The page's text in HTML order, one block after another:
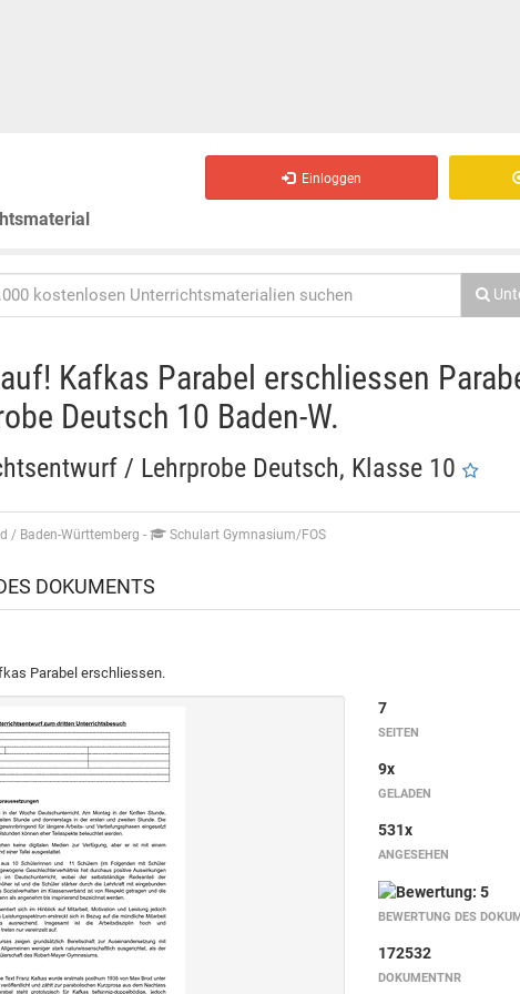
Einloggen
Kafkas Parabel erschliessen
Deutsch 10 Baden-W.
/ Lehrprobe Deutsch, Klasse 10
/ Baden-Württemberg - Schulart Gymnasium/FOS
DOKUMENTS
Parabel erschliessen.
7
SEITEN
9x
GELADEN
531x
ANGESEHEN
BEWERTUNG DES
172532
DOKUMENTNR